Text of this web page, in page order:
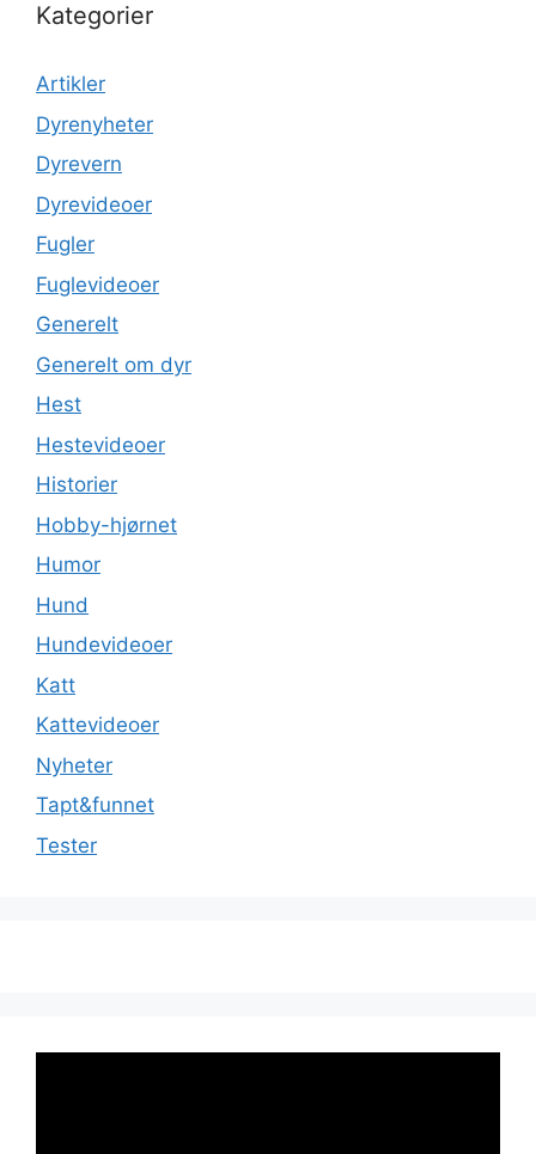
Kategorier
Artikler
Dyrenyheter
Dyrevern
Dyrevideoer
Fugler
Fuglevideoer
Generelt
Generelt om dyr
Hest
Hestevideoer
Historier
Hobby-hjørnet
Humor
Hund
Hundevideoer
Katt
Kattevideoer
Nyheter
Tapt&funnet
Tester